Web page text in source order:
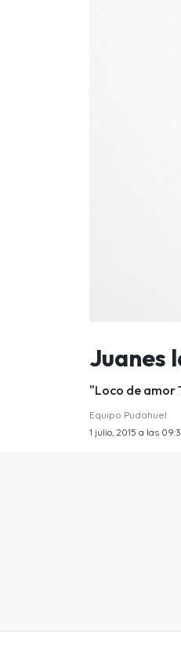
Juanes
"Loco de amor
Equipo Pudahuel
1 julio, 2015 a las